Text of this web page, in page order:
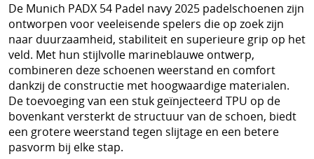
Pickleball
Preventie en letsels
Protection and repair paddle rackets Distribution
Schoenen
Tennis
Trainers Materiaal
De Munich PADX 54 Padel navy 2025 padelschoenen zijn
ontworpen voor veeleisende spelers die op zoek zijn
naar duurzaamheid, stabiliteit en superieure grip op het
veld. Met hun stijlvolle marineblauwe ontwerp,
combineren deze schoenen weerstand en comfort
dankzij de constructie met hoogwaardige materialen.
De toevoeging van een stuk geïnjecteerd TPU op de
bovenkant versterkt de structuur van de schoen, biedt
een grotere weerstand tegen slijtage en een betere
pasvorm bij elke stap.